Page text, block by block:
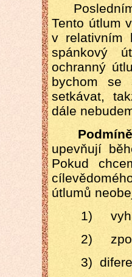
Posledním
Tento útlum
v relativním
spánkový
ochranný
bychom se
setkávat,
dále
upevňují
Pokud
útlumů
1)
2)
3)